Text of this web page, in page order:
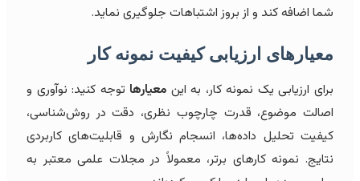
شما اضافه کند و از بروز اشتباهات جلوگیری نماید.
معیارهای ارزیابی کیفیت نمونه کار
برای ارزیابی یک نمونه کار، به اینمعیارهاتوجه کنید: نوآوری و
اصالت موضوع، قدرت چارچوب نظری، دقت در روش‌شناسی،
کیفیت تحلیل داده‌ها، انسجام نگارش و قابلیت‌های کاربردی
نتایج. نمونه کارهای برتر، معمولاً در مجلات علمی معتبر به